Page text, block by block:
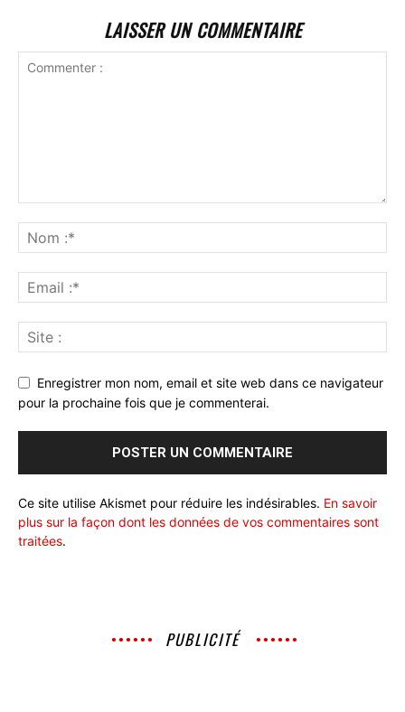
LAISSER UN COMMENTAIRE
Enregistrer mon nom, email et site web dans ce navigateur
pour la prochaine fois que je commenterai.
Ce site utilise Akismet pour réduire les indésirables. En savoir
plus sur la façon dont les données de vos commentaires sont
traitées.
PUBLICITÉ